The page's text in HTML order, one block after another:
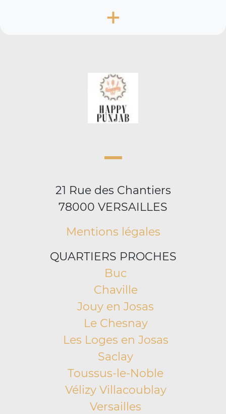
+
21 Rue des Chantiers
78000 VERSAILLES
Mentions légales
QUARTIERS PROCHES
Buc
Chaville
Jouy en Josas
Le Chesnay
Les Loges en Josas
Saclay
Toussus-le-Noble
Vélizy Villacoublay
Versailles